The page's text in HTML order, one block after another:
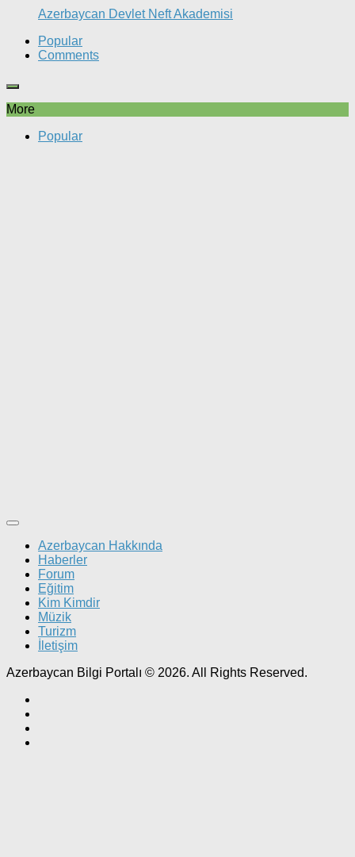
Azerbaycan Devlet Neft Akademisi
Popular
Comments
More
Popular
Azerbaycan Hakkında
Haberler
Forum
Eğitim
Kim Kimdir
Müzik
Turizm
İletişim
Azerbaycan Bilgi Portalı © 2026. All Rights Reserved.